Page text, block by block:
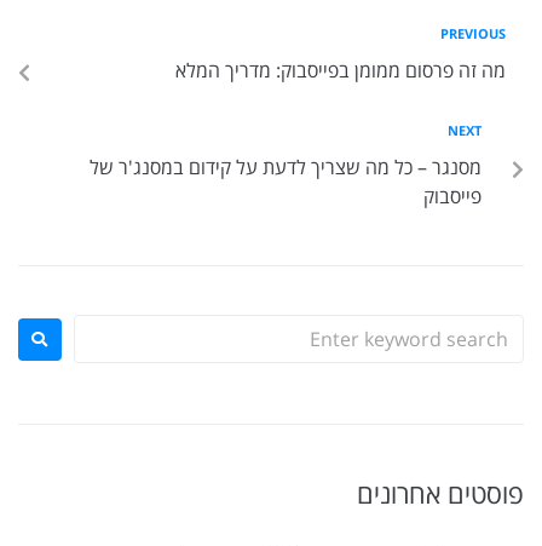
PREVIOUS
מה זה פרסום ממומן בפייסבוק: מדריך המלא
NEXT
מסנגר – כל מה שצריך לדעת על קידום במסנג'ר של
פייסבוק
פוסטים אחרונים